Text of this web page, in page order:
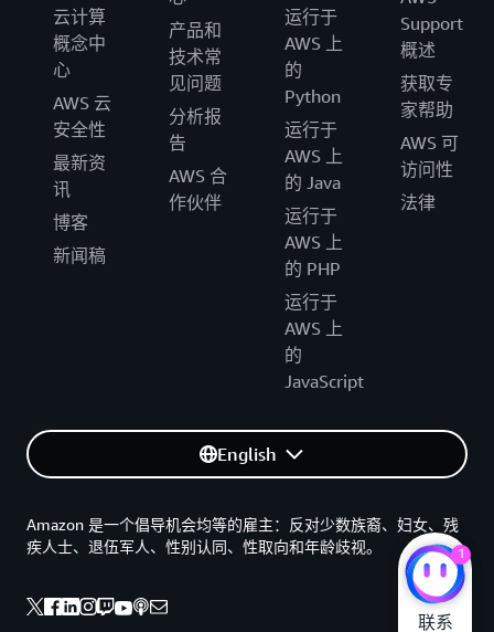
云计算
概念中
心
AWS 云
安全性
最新资
讯
博客
新闻稿
产品和
技术常
见问题
分析报
告
AWS 合
作伙伴
运行于
AWS 上
的
Python
运行于
AWS 上
的 Java
运行于
AWS 上
的 PHP
运行于
AWS 上
的
JavaScript
Support
概述
获取专
家帮助
AWS 可
访问性
法律
English
Amazon 是一个倡导机会均等的雇主：反对少数族裔、妇女、残
疾人士、退伍军人、性别认同、性取向和年龄歧视。
1
联系